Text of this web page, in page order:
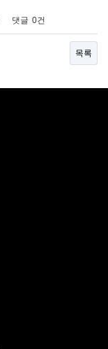
댓글 0건
목록